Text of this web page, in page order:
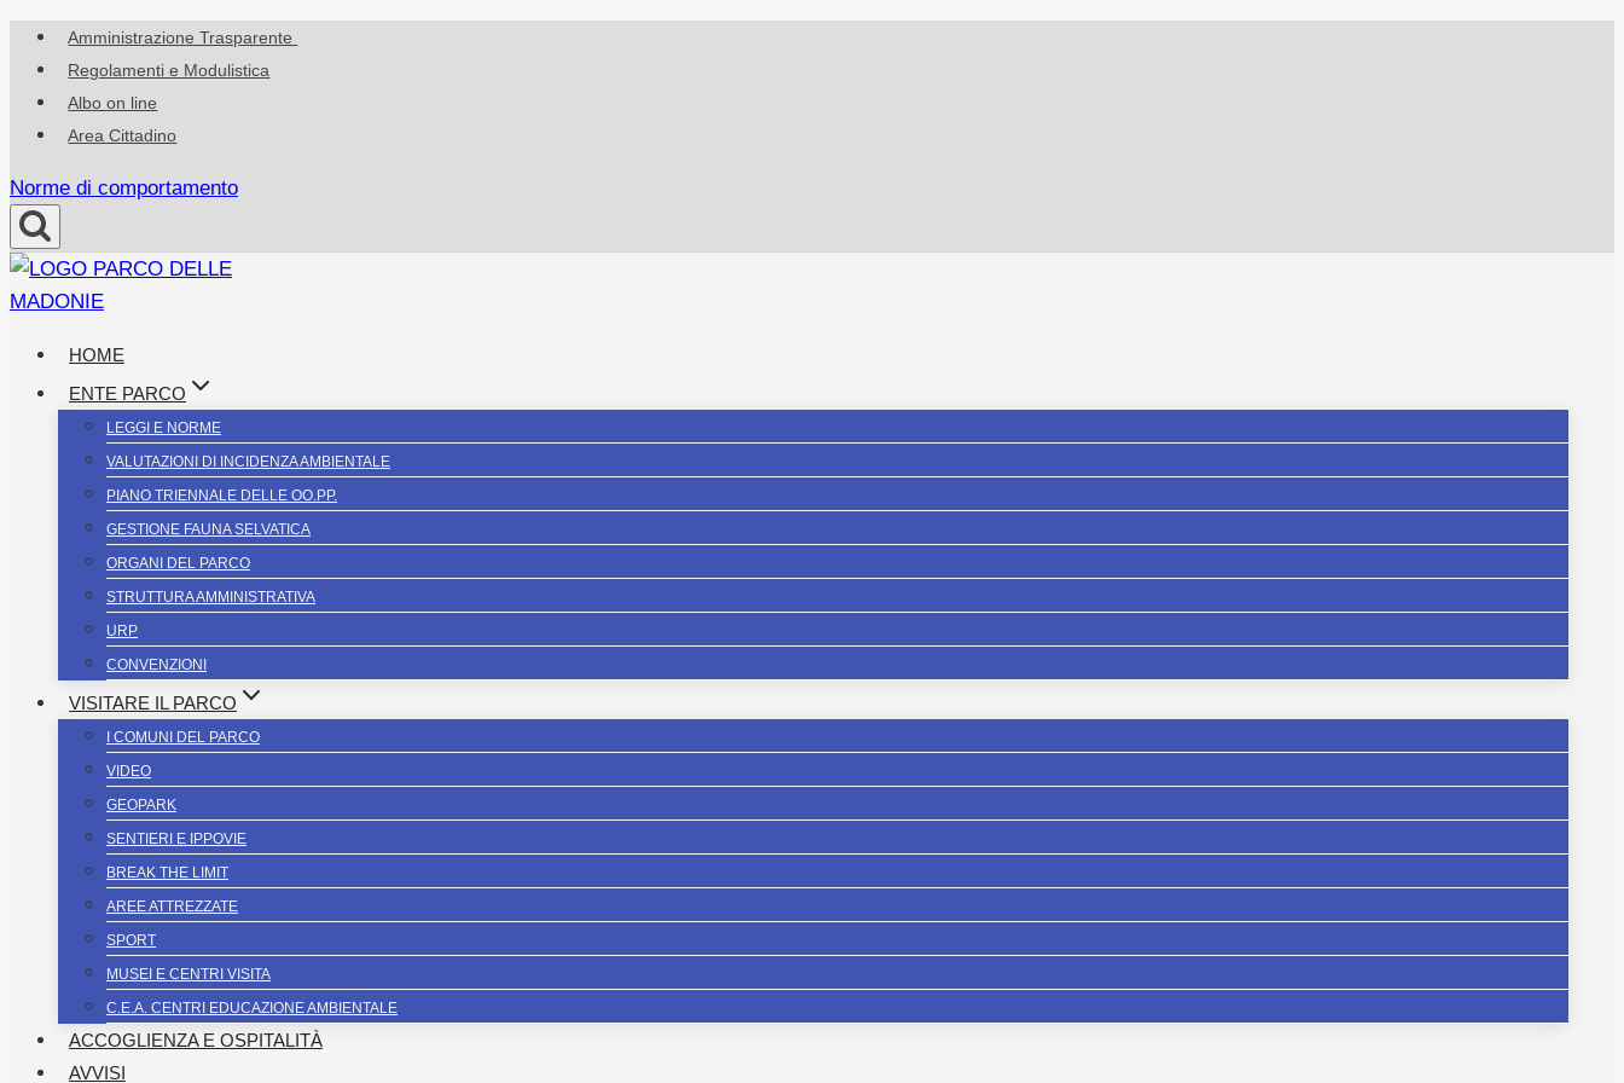
Salta
contenuto
Amministrazione Trasparente
Regolamenti e Modulistica
Albo on line
Area Cittadino
Norme di comportamento
HOME
ENTE PARCO
LEGGI E NORME
VALUTAZIONI DI INCIDENZA AMBIENTALE
PIANO TRIENNALE DELLE OO.PP.
GESTIONE FAUNA SELVATICA
ORGANI DEL PARCO
STRUTTURA AMMINISTRATIVA
URP
CONVENZIONI
VISITARE IL PARCO
I COMUNI DEL PARCO
VIDEO
GEOPARK
SENTIERI E IPPOVIE
BREAK THE LIMIT
AREE ATTREZZATE
SPORT
MUSEI E CENTRI VISITA
C.E.A. CENTRI EDUCAZIONE AMBIENTALE
ACCOGLIENZA E OSPITALITÀ
AVVISI